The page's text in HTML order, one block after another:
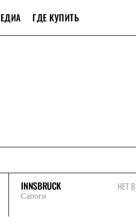
ГДЕ КУПИТЬ
INNSBRUCK
Сапоги
НЕТ